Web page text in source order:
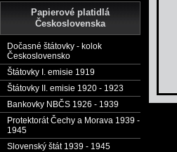
Papierové platidlá
Československa
Dočasné štátovky - kolok
Československo
Štátovky I. emisie 1919
Štátovky II. emisie 1920 - 1923
Bankovky NBČS 1926 - 1939
Protektorát Čechy a Morava 1939 -
1945
Slovenský štát 1939 - 1945